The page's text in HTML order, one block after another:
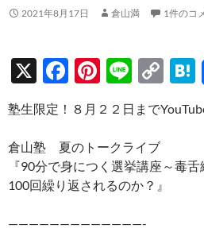
2021年8月17日 倉山満 1件のコ
X
F
ac
e
b
o
o
k
Pi
er
es
t
Li
n
e
C
p
Li
H
塾生限定！８月２２日まで
倉山塾 夏のトークライブ
『90分で身につく選挙講座～毒
100回繰り返されるのか？』
—————————————-